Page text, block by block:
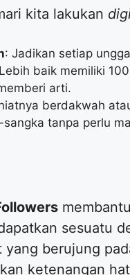
kita lakukan
: Jadikan setiap
baik memiliki
arti.
berdakwah
tanpa perlu
sesuatu
yang berujung
ketenangan